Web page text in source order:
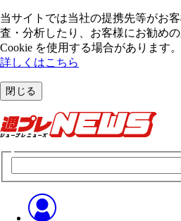
当サイトでは当社の提携先等がお
査・分析したり、お客様にお勧め
Cookie を使⽤する場合があります。
詳しくはこちら
閉じる